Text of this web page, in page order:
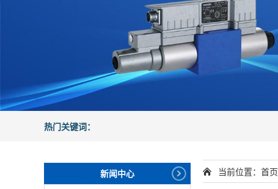
热门关键词：
新闻中心 当前位置： 首页